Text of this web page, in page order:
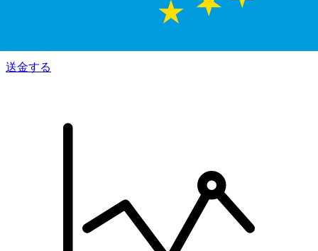
オンラインの送金が迅速、安全、簡単に行えます。ライブの
追跡と通知に加え、柔軟な配信と支払いオプションをご利用
送金する